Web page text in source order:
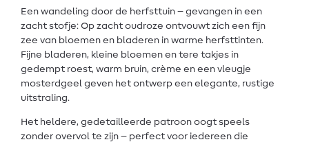
Een wandeling door de herfsttuin – gevangen in een
zacht stofje: Op zacht oudroze ontvouwt zich een fijn
zee van bloemen en bladeren in warme herfsttinten.
Fijne bladeren, kleine bloemen en tere takjes in
gedempt roest, warm bruin, crème en een vleugje
mosterdgeel geven het ontwerp een elegante, rustige
uitstraling.
Het heldere, gedetailleerde patroon oogt speels
zonder overvol te zijn – perfect voor iedereen die